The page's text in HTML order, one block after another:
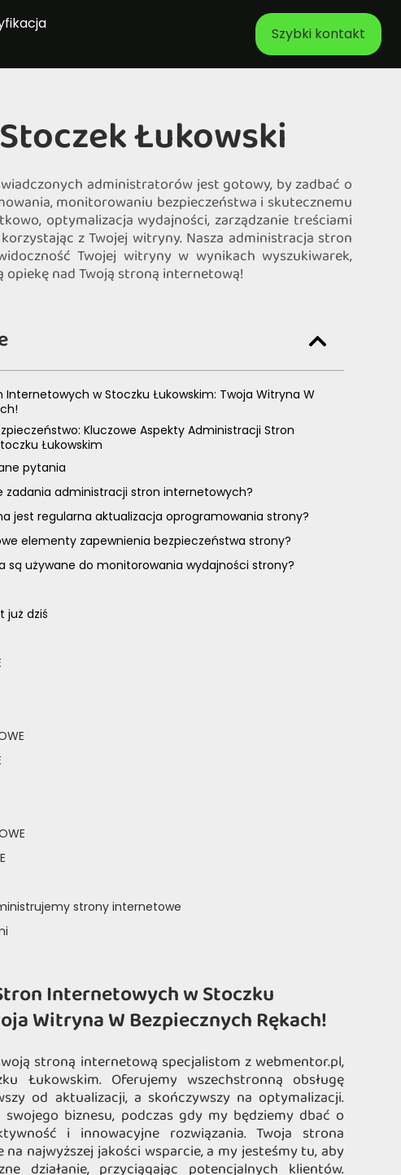
Szybki kontakt
Łukowski
administratorów jest gotowy, by zadbać o
monitorowaniu bezpieczeństwa i skutecznemu
optymalizacja wydajności, zarządzanie treściami
z Twojej witryny. Nasza administracja stron
Twojej witryny w wynikach wyszukiwarek,
opiekę nad Twoją stroną internetową!
Internetowych w Stoczku Łukowskim: Twoja Witryna W
Kluczowe Aspekty Administracji Stron
Łukowskim
pytania
zadania administracji stron internetowych?
jest regularna aktualizacja oprogramowania strony?
elementy zapewnienia bezpieczeństwa strony?
są używane do monitorowania wydajności strony?
już dziś
strony internetowe
Internetowych w Stoczku
Witryna W Bezpiecznych Rękach!
stroną internetową specjalistom z webmentor.pl,
Łukowskim. Oferujemy wszechstronną obsługę
od aktualizacji, a skończywszy na optymalizacji.
swojego biznesu, podczas gdy my będziemy dbać o
i innowacyjne rozwiązania. Twoja strona
na najwyższej jakości wsparcie, a my jesteśmy tu, aby
działanie, przyciągając potencjalnych klientów.